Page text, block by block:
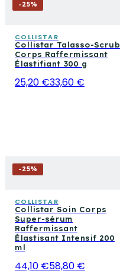
-25%
COLLISTAR
Collistar Talasso-Scrub
Corps Raffermissant
Élastifiant 300 g
25,20 €33,60 €
-25%
COLLISTAR
Collistar Soin Corps
Super-sérum
Raffermissant
Élastisant Intensif 200
ml
44,10 €58,80 €